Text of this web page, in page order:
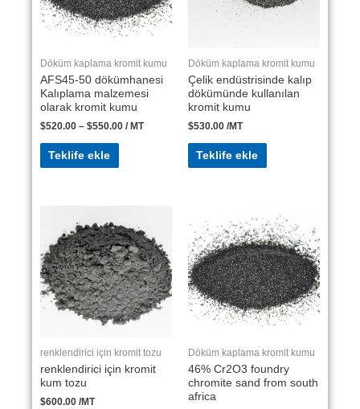
Döküm kaplama kromit kumu
AFS45-50 dökümhanesi
Kalıplama malzemesi
olarak kromit kumu
$520.00 – $550.00 / MT
Teklife ekle
Döküm kaplama kromit kumu
Çelik endüstrisinde kalıp
dökümünde kullanılan
kromit kumu
$530.00 /MT
Teklife ekle
renklendirici için kromit tozu
renklendirici için kromit
kum tozu
$600.00 /MT
Döküm kaplama kromit kumu
46% Cr2O3 foundry
chromite sand from south
africa